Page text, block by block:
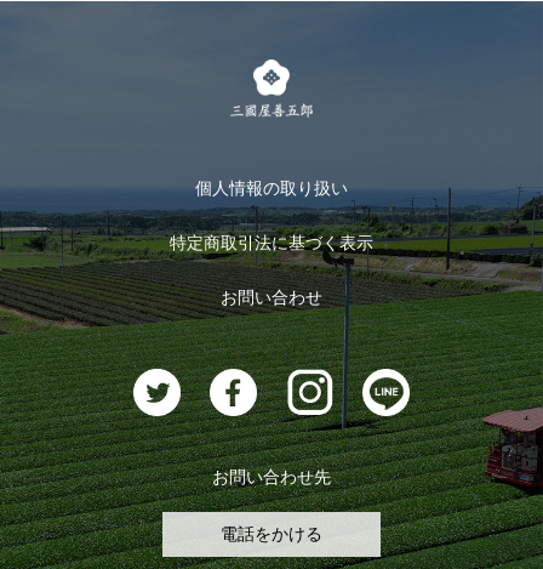
お茶のギフト
おすすめのお茶
お茶に合うスイーツ
ログイン
ログアウト
個人情報の取り扱い
特定商取引法に基づく表示
お問い合わせ
お問い合わせ先
電話をかける